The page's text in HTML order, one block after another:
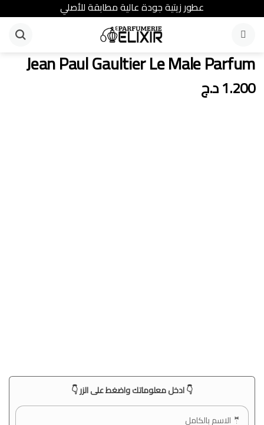
عطور زيتية جودة عالية مطابقة للأصلي
القائمة
Jean Paul Gaultier Le Male Parfum
1.200د.ج
👇 ادخل معلوماتك واضغط على الزر 👇